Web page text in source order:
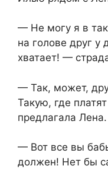
— Не могу я в
на голове друг у
хватает! —
— Так, может,
Такую, где
предлагала Лена.
— Вот все вы
должен! Нет бы